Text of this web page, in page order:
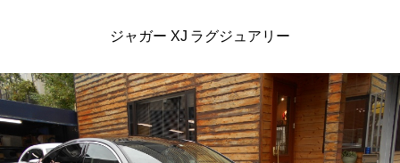
ジャガー XJ ラグジュアリー